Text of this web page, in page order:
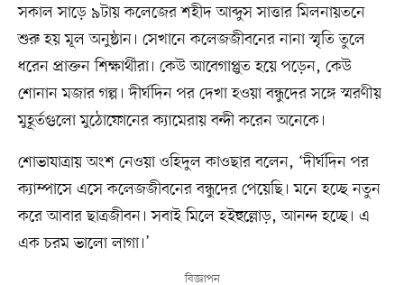
সকাল সাড়ে ৯টায় কলেজের শহীদ আব্দুস সাত্তার মিলনায়তনে
শুরু হয় মূল অনুষ্ঠান। সেখানে কলেজজীবনের নানা স্মৃতি তুলে
ধরেন প্রাক্তন শিক্ষার্থীরা। কেউ আবেগাপ্লুত হয়ে পড়েন, কেউ
শোনান মজার গল্প। দীর্ঘদিন পর দেখা হওয়া বন্ধুদের সঙ্গে স্মরণীয়
মুহূর্তগুলো মুঠোফোনের ক্যামেরায় বন্দী করেন অনেকে।
শোভাযাত্রায় অংশ নেওয়া ওহিদুল কাওছার বলেন, ‘দীর্ঘদিন পর
ক্যাম্পাসে এসে কলেজজীবনের বন্ধুদের পেয়েছি। মনে হচ্ছে নতুন
করে আবার ছাত্রজীবন। সবাই মিলে হইহুল্লোড়, আনন্দ হচ্ছে। এ
এক চরম ভালো লাগা।’